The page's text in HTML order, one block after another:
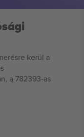
kerül a
a 782393-as